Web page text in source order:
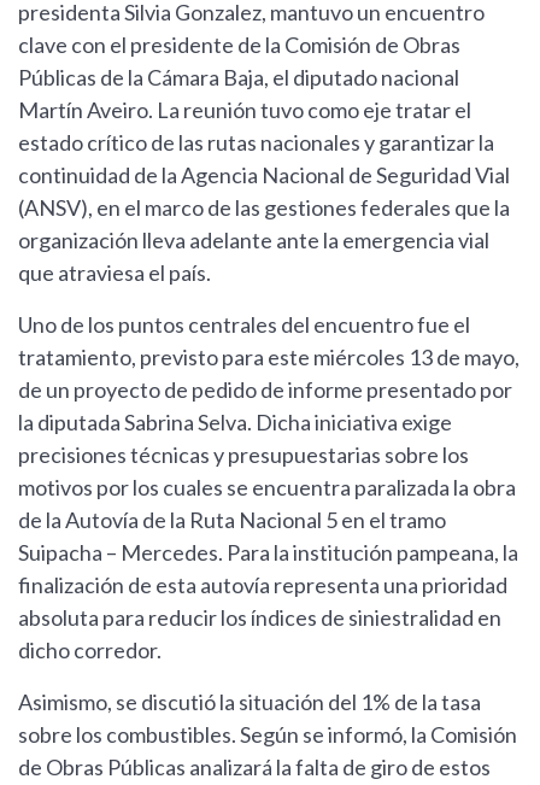
presidenta Silvia Gonzalez, mantuvo un encuentro
clave con el presidente de la Comisión de Obras
Públicas de la Cámara Baja, el diputado nacional
Martín Aveiro. La reunión tuvo como eje tratar el
estado crítico de las rutas nacionales y garantizar la
continuidad de la Agencia Nacional de Seguridad Vial
(ANSV), en el marco de las gestiones federales que la
organización lleva adelante ante la emergencia vial
que atraviesa el país.
Uno de los puntos centrales del encuentro fue el
tratamiento, previsto para este miércoles 13 de mayo,
de un proyecto de pedido de informe presentado por
la diputada Sabrina Selva. Dicha iniciativa exige
precisiones técnicas y presupuestarias sobre los
motivos por los cuales se encuentra paralizada la obra
de la Autovía de la Ruta Nacional 5 en el tramo
Suipacha – Mercedes. Para la institución pampeana, la
finalización de esta autovía representa una prioridad
absoluta para reducir los índices de siniestralidad en
dicho corredor.
Asimismo, se discutió la situación del 1% de la tasa
sobre los combustibles. Según se informó, la Comisión
de Obras Públicas analizará la falta de giro de estos